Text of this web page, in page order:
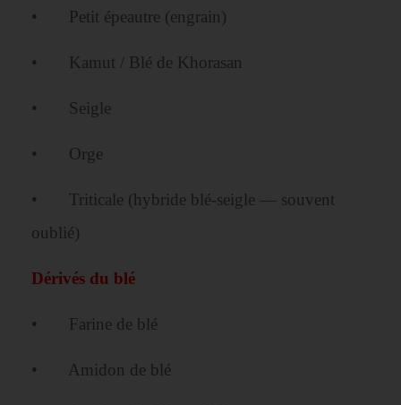
• Petit épeautre (engrain)
• Kamut / Blé de Khorasan
• Seigle
• Orge
• Triticale (hybride blé-seigle — souvent
oublié)
Dérivés du blé
• Farine de blé
• Amidon de blé